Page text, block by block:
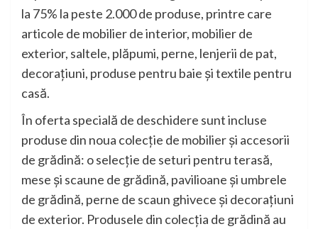
la 75% la peste 2.000 de produse, printre care
articole de mobilier de interior, mobilier de
exterior, saltele, plăpumi, perne, lenjerii de pat,
decorațiuni, produse pentru baie și textile pentru
casă.
În oferta specială de deschidere sunt incluse
produse din noua colecție de mobilier și accesorii
de grădină: o selecție de seturi pentru terasă,
mese și scaune de grădină, pavilioane și umbrele
de grădină, perne de scaun ghivece și decorațiuni
de exterior. Produsele din colecția de grădină au